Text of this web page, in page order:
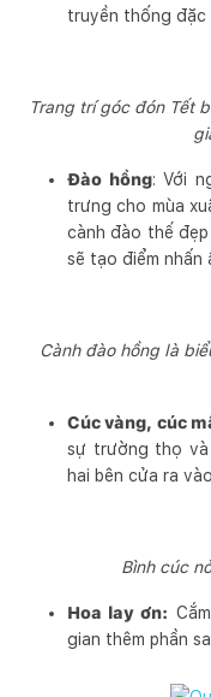
truyền thống đặc
Trang trí góc đón Tết
Đào hồng: Với
trưng cho mùa
cành đào thế
sẽ tạo điểm nhấn
Cành đào hồng là
Cúc vàng, cúc
sự trường thọ
hai bên cửa ra
Bình cúc
Hoa lay ơn:
gian thêm phần